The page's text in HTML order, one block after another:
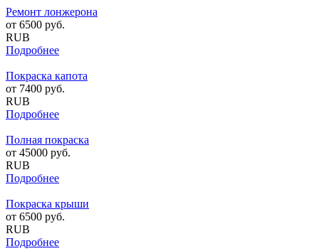
Ремонт лонжерона
от 6500 руб.
RUB
Подробнее
Покраска капота
от 7400 руб.
RUB
Подробнее
Полная покраска
от 45000 руб.
RUB
Подробнее
Покраска крыши
от 6500 руб.
RUB
Подробнее